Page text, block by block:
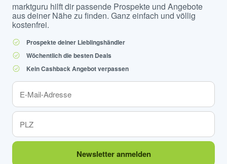
marktguru hilft dir passende Prospekte und Angebote
aus deiner Nähe zu finden. Ganz einfach und völlig
kostenfrei.
Prospekte deiner Lieblingshändler
Wöchentlich die besten Deals
Kein Cashback Angebot verpassen
Newsletter anmelden